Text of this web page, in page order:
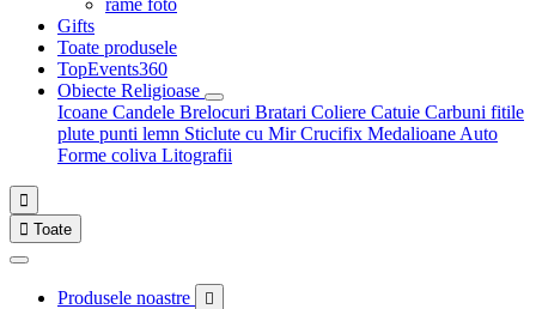
rame foto
Gifts
Toate produsele
TopEvents360
Obiecte Religioase
Icoane Candele Brelocuri Bratari Coliere Catuie Carbuni fitile
plute punti lemn Sticlute cu MirCrucifix Medalioane Auto
Forme coliva Litografii

 Toate
Produsele noastre 